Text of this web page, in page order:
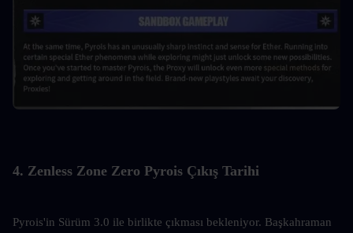
4. Zenless Zone Zero Pyrois Çıkış Tarihi
Pyrois'in Sürüm 3.0 ile birlikte çıkması bekleniyor. Başkahraman